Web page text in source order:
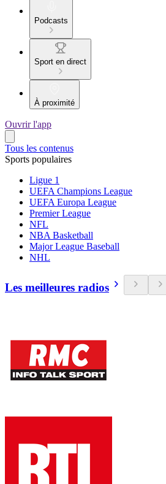
Podcasts
Sport en direct
À proximité
Ouvrir l'app
Tous les contenus
Sports populaires
Ligue 1
UEFA Champions League
UEFA Europa League
Premier League
NFL
NBA Basketball
Major League Baseball
NHL
Les meilleures radios